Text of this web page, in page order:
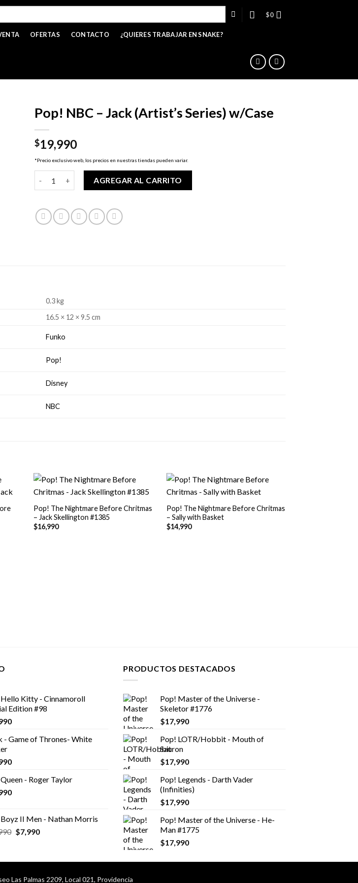
$0
OFERTAS CONTACTO ¿QUIERES TRABAJAR EN SNAKE?
Pop! NBC – Jack (Artist’s Series) w/Case
$19,990
*Precio exclusivo web, los precios en nuestras tiendas pueden variar.
AGREGAR AL CARRITO
0.3 kg
16.5 × 12 × 9.5 cm
Funko
Pop!
Disney
NBC
+
Pop! The Nightmare Before Chritmas
– Jack Skellington #1385
$16,990
+
Pop! The Nightmare Before Chritmas
– Sally with Basket
$14,990
Kitty - Cinnamoroll
Edition #98
- Game of Thrones- White
- Roger Taylor
II Men - Nathan Morris
El
era:
$7,990El
es:
PRODUCTOS DESTACADOS
Pop! Master of the Universe -
Skeletor #1776
$17,990
Pop! LOTR/Hobbit - Mouth of
Sauron
$17,990
Pop! Legends - Darth Vader
(Infinities)
$17,990
Pop! Master of the Universe - He-
Man #1775
$17,990
Las Palmas 2209, Local 021, Providencia